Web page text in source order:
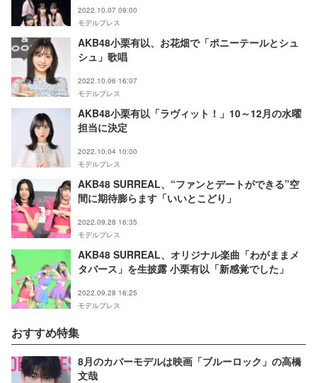
2022.10.07 09:00
モデルプレス
AKB48小栗有以、お花畑で「ポニーテールとシュ
シュ」歌唱
2022.10.06 16:07
モデルプレス
AKB48小栗有以「ラヴィット！」10～12月の水曜
担当に決定
2022.10.04 10:00
モデルプレス
AKB48 SURREAL、“ファンとデートができる”空
間に期待膨らます「いいとこどり」
2022.09.28 16:35
モデルプレス
AKB48 SURREAL、オリジナル楽曲「わがままメ
タバース」を生披露 小栗有以「新感覚でした」
2022.09.28 16:25
モデルプレス
おすすめ特集
8月のカバーモデルは映画「ブルーロック」の高橋
文哉